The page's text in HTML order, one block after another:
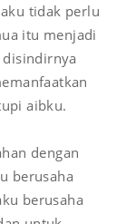
tidak perlu
itu menjadi
aibku.
dengan
berusaha
berusaha